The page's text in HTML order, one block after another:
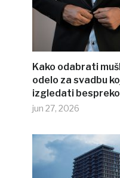
Kako odabrati
odelo za svadbu
izgledati
jun 27, 2026